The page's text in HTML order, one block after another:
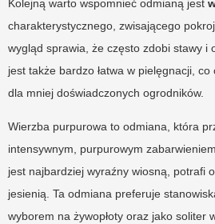
Kolejną warto wspomnieć odmianą jest
charakterystycznego, zwisającego
wygląd sprawia, że często zdobi stawy i
jest także bardzo łatwa w pielęgnacji,
dla mniej doświadczonych ogrodników.
Wierzba purpurowa to odmiana, która
intensywnym, purpurowym
jest najbardziej wyraźny wiosną, potrafi
jesienią. Ta odmiana preferuje
wyborem na żywopłoty oraz jako soliter